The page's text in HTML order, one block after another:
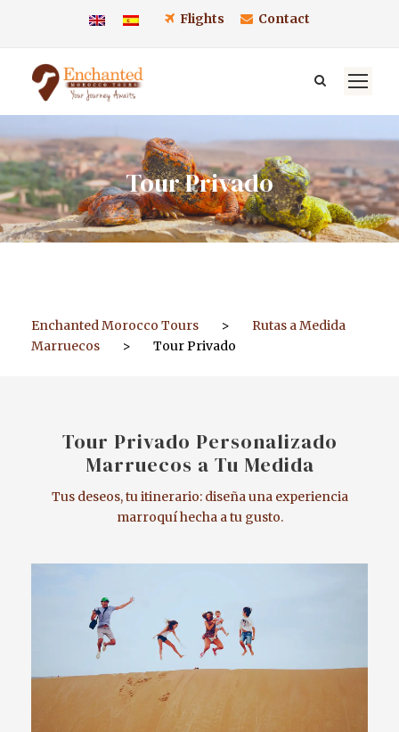
Flights Contact
Tour Privado
Enchanted Morocco Tours >
Rutas a Medida
Marruecos
> Tour Privado
Tour Privado Personalizado
Marruecos a Tu Medida
Tus deseos, tu itinerario: diseña una experiencia
marroquí hecha a tu gusto.